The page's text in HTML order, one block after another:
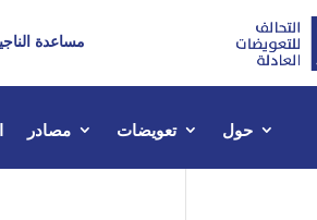
مساعدة
حول تعويضات مصادر